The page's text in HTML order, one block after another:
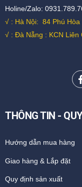
Holine/Zalo:
√ : Hà Nội: 84 Phú Hòa
√ : Đà Nẵng : KCN Liên
THÔNG TIN -
Hướng dẫn mua hàng
Giao hàng & Lắp đặt
Quy định sản xuất